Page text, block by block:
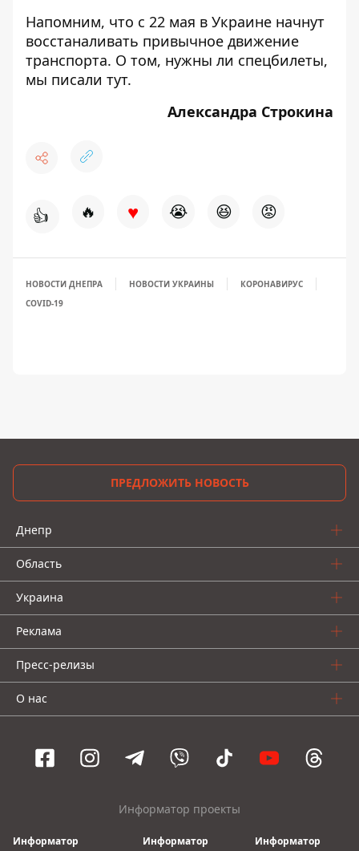
Напомним, что с 22 мая в Украине начнут
восстаналивать привычное движение
транспорта. О том, нужны ли спецбилеты,
мы писали тут.
Александра Строкина
👍 🔥 ♥ 😭 😆 😡
НОВОСТИ ДНЕПРА НОВОСТИ УКРАИНЫ
КОРОНАВИРУС
COVID-19
ПРЕДЛОЖИТЬ НОВОСТЬ
Днепр
Область
Украина
Реклама
Пресс-релизы
О нас
Информатор проекты
Информатор
Информатор
Информатор